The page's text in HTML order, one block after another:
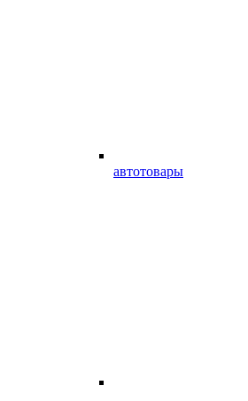
автотовары